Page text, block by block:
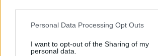
Personal Data Processing Opt Outs
I want to opt-out of the Sharing of my
personal data.